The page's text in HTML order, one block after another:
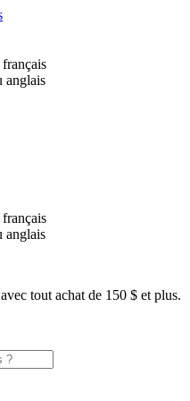
avec tout achat de 150 $ et plus.